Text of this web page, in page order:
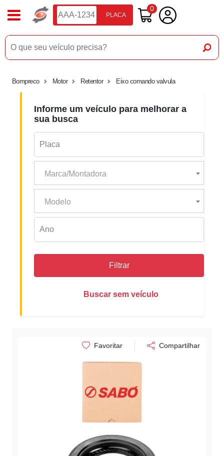
PLACA
0
Bompreco Motor Retentor Eixo comando valvula
Informe um veículo para melhorar a
sua busca
Marca/Montadora
Modelo
Filtrar
Buscar sem veículo
Favoritar Compartilhar